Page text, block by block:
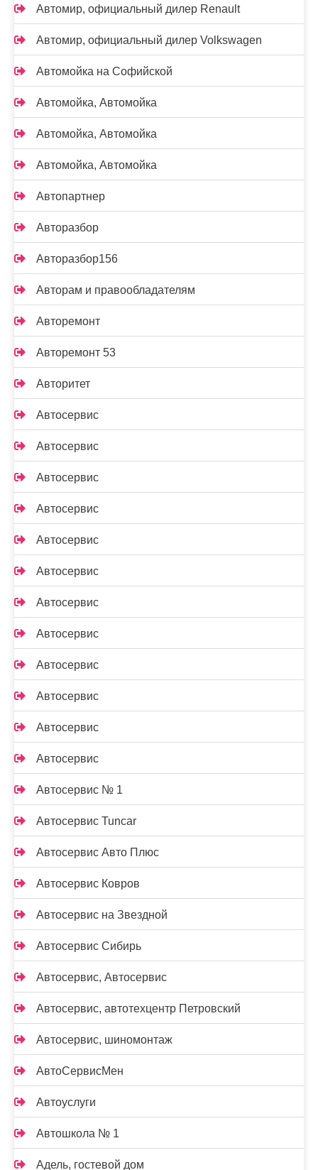
Автомир, официальный дилер Renault
Автомир, официальный дилер Volkswagen
Автомойка на Софийской
Автомойка, Автомойка
Автомойка, Автомойка
Автомойка, Автомойка
Автопартнер
Авторазбор
Авторазбор156
Авторам и правообладателям
Авторемонт
Авторемонт 53
Авторитет
Автосервис
Автосервис
Автосервис
Автосервис
Автосервис
Автосервис
Автосервис
Автосервис
Автосервис
Автосервис
Автосервис
Автосервис
Автосервис № 1
Автосервис Tuncar
Автосервис Авто Плюс
Автосервис Ковров
Автосервис на Звездной
Автосервис Сибирь
Автосервис, Автосервис
Автосервис, автотехцентр Петровский
Автосервис, шиномонтаж
АвтоСервисМен
Автоуслуги
Автошкола № 1
Адель, гостевой дом